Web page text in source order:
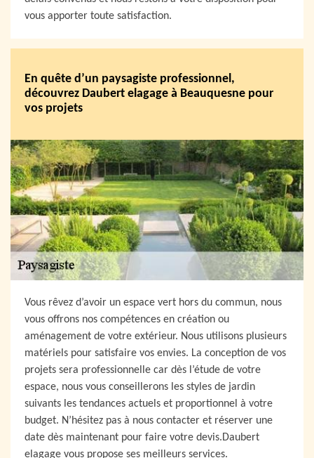
vous apporter toute satisfaction.
En quête d’un paysagiste professionnel,
découvrez Daubert elagage à Beauquesne pour
vos projets
Vous rêvez d’avoir un espace vert hors du commun, nous
vous offrons nos compétences en création ou
aménagement de votre extérieur. Nous utilisons plusieurs
matériels pour satisfaire vos envies. La conception de vos
projets sera professionnelle car dès l’étude de votre
espace, nous vous conseillerons les styles de jardin
suivants les tendances actuels et proportionnel à votre
budget. N’hésitez pas à nous contacter et réserver une
date dès maintenant pour faire votre devis.Daubert
elagage vous propose ses meilleurs services.